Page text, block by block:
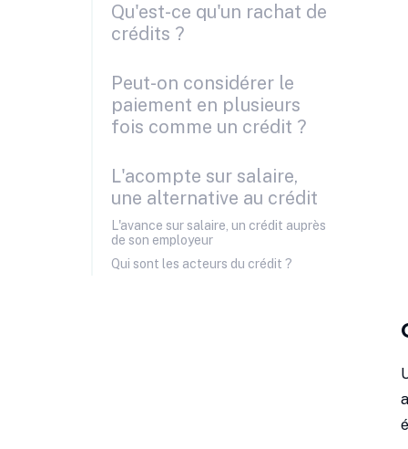
Qu'est-ce qu'un rachat de
crédits ?
Peut-on considérer le
paiement en plusieurs
fois comme un crédit ?
L'acompte sur salaire,
une alternative au crédit
L'avance sur salaire, un crédit auprès
de son employeur
Qui sont les acteurs du crédit ?